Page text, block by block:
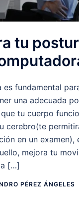
tu
es fundamental
una adecuada
tu cuerpo
cerebro(te
en un examen),
mejora tu
[…]
PÉREZ ÁNGELES